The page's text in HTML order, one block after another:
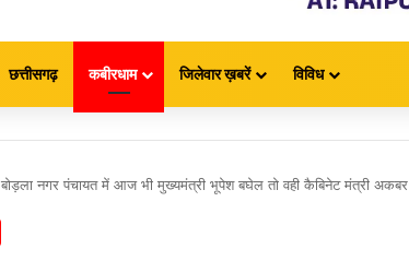
छत्तीसगढ़ कबीरधाम जिलेवार ख़बरें विविध
बोड़ला नगर पंचायत में आज भी मुख्यमंत्री भूपेश बघेल तो वही कैबिनेट मंत्री अकबर